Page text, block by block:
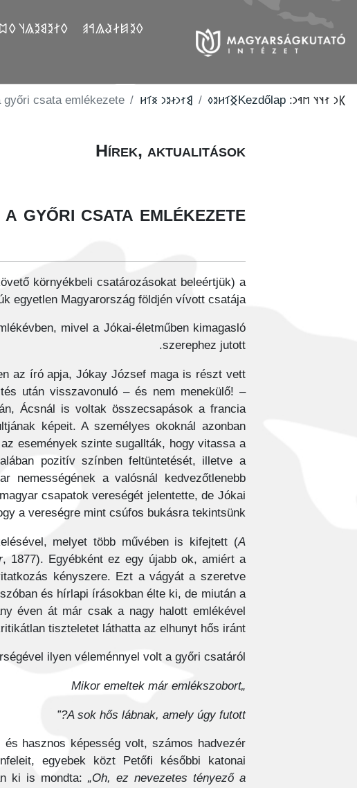
𐲓𐲉𐲯𐲇𐲟𐲖𐲀𐲠
𐲓𐲪𐲦𐲀𐲦𐲁𐲤𐲛𐲓
𐲞𐳙 𐳐𐳦𐳦 𐳮𐳀𐳙:
Kezdőlap
‮𐲏𐳑𐳢𐳉𐳓
‮𐲘𐳐𐳙𐳇𐳉𐳙 𐳏𐳑𐳢
csata emlékezete
Hírek, aktualitások
győri csata emlékezete
környékbeli csatározásokat beleértjük) a
egyetlen Magyarország földjén vívott csatája.
mivel a Jókai-életműben kimagasló
szerephez jutott.
az író apja, Jókay József maga is részt vett
után visszavonuló – és nem menekülő! –
Ácsnál is voltak összecsapások a francia
képeit. A személyes okoknál azonban
események szinte sugallták, hogy vitassa a
pozitív színben feltüntetését, illetve a
nemességének a valósnál kedvezőtlenebb
csapatok vereségét jelentette, de Jókai
a vereségre mint csúfos bukásra tekintsünk.
melyet több művében is kifejtett (A
, 1877). Egyébként ez egy újabb ok, amiért a
kényszere. Ezt a vágyát a szeretve
és hírlapi írásokban élte ki, de miután a
éven át már csak a nagy halott emlékével
tiszteletet láthatta az elhunyt hős iránt.
ilyen véleménnyel volt a győri csatáról:
„Mikor emeltek már emlékszobort
A sok hős lábnak, amely úgy futott?”
hasznos képesség volt, számos hadvezér
egyebek közt Petőfi későbbi katonai
ki is mondta: „Oh, ez nevezetes tényező a